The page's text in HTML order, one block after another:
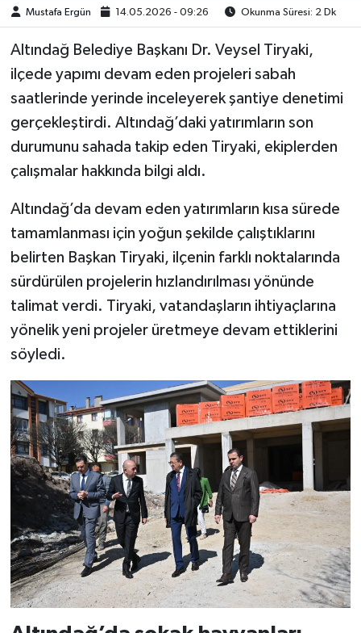
Mustafa Ergün 14.05.2026 - 09:26 Okunma Süresi: 2 Dk
Altındağ Belediye Başkanı Dr. Veysel Tiryaki,
ilçede yapımı devam eden projeleri sabah
saatlerinde yerinde inceleyerek şantiye denetimi
gerçekleştirdi. Altındağ’daki yatırımların son
durumunu sahada takip eden Tiryaki, ekiplerden
çalışmalar hakkında bilgi aldı.
Altındağ’da devam eden yatırımların kısa sürede
tamamlanması için yoğun şekilde çalıştıklarını
belirten Başkan Tiryaki, ilçenin farklı noktalarında
sürdürülen projelerin hızlandırılması yönünde
talimat verdi. Tiryaki, vatandaşların ihtiyaçlarına
yönelik yeni projeler üretmeye devam ettiklerini
söyledi.